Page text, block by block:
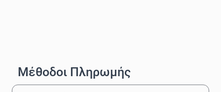
Μέθοδοι Πληρωμής